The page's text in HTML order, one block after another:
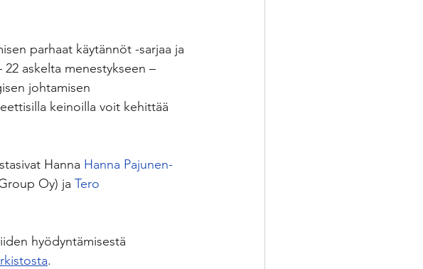
parhaat käytännöt -sarjaa ja
askelta menestykseen –
johtamisen
keinoilla voit kehittää
Hanna Hanna Pajunen-
Oy) ja Tero
hyödyntämisestä
.